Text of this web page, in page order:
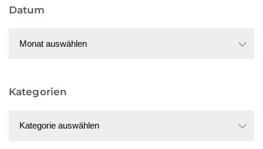
Datum
Kategorien